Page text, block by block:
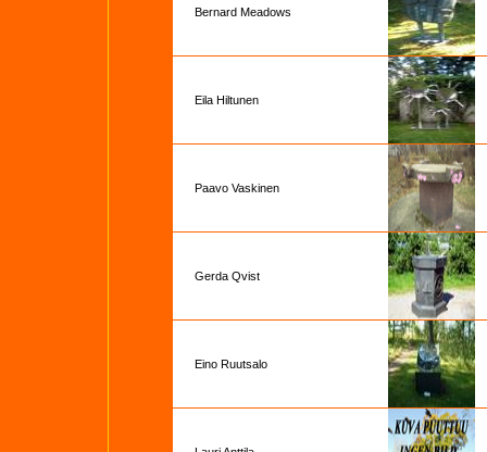
Bernard Meadows
Eila Hiltunen
Paavo Vaskinen
Gerda Qvist
Eino Ruutsalo